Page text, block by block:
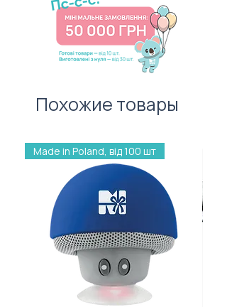
листівку — важливий атрибут
першого враження!
Похожие товары
Made in Poland, від 100 шт